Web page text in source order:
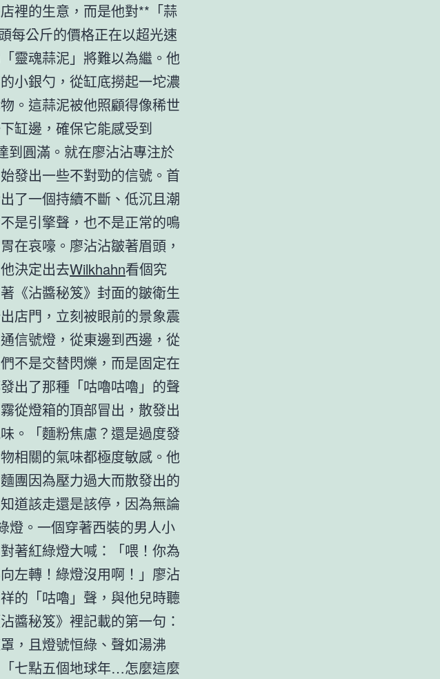
裡的生意，而是他對**「蒜
每公斤的價格正在以超光速
靈魂蒜泥」將難以為繼。他
小銀勺，從缸底撈起一坨濃
。這蒜泥被他照顧得像稀世
缸邊，確保它能感受到
到圓滿。就在廖沾沾專注於
發出一些不對勁的信號。首
了一個持續不斷、低沉且潮
引擎聲，也不是正常的鳴
在哀嚎。廖沾沾皺著眉頭，
決定出去Wilkhahn看個究
《沾醬秘笈》封面的皺衛生
店門，立刻被眼前的景象震
信號燈，從東邊到西邊，從
不是交替閃爍，而是固定在
出了那種「咕嚕咕嚕」的聲
從燈箱的頂部冒出，散發出
。「麵粉焦慮？還是過度發
相關的氣味都極度敏感。他
團因為壓力過大而散發出的
道該走還是該停，因為無論
燈。一個穿著西裝的男人小
著紅綠燈大喊：「喂！你為
左轉！綠燈沒用啊！」廖沾
的「咕嚕」聲，與他兒時聽
醬秘笈》裡記載的第一句：
，且燈號恒綠、聲如湯沸
七點五個地球年…怎麼這麼